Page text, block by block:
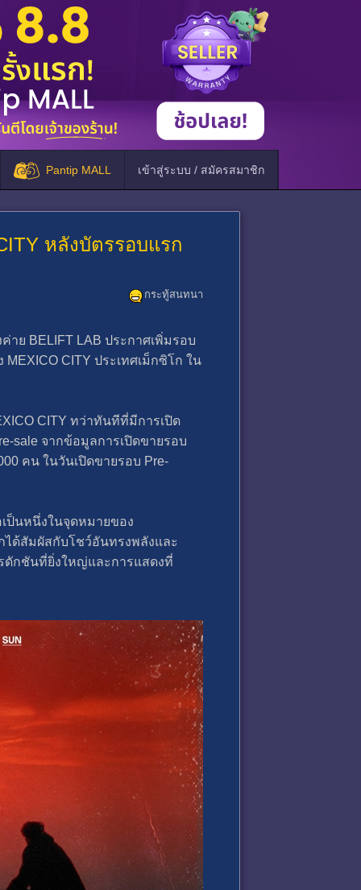
Pantip MALL เข้าสู่ระบบ / สมัครสมาชิก
หลังบัตรรอบแรก
กระทู้สนทนา
ย BELIFT LAB ประกาศเพิ่มรอบ
CITY ประเทศเม็กซิโก ใน
CITY ทว่าทันทีที่มีการเปิด
sale จากข้อมูลการเปิดขายรอบ
คน ในวันเปิดขายรอบ Pre-
ป็นหนึ่งในจุดหมายของ
ได้สัมผัสกับโชว์อันทรงพลังและ
ดักชันที่ยิ่งใหญ่และการแสดงที่